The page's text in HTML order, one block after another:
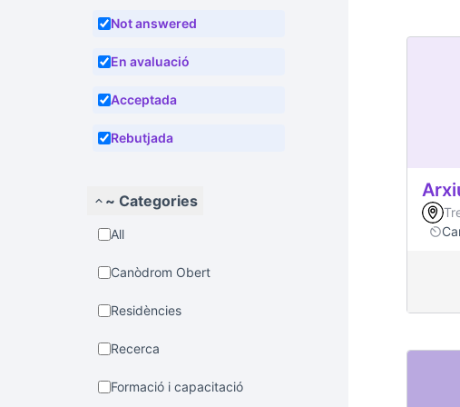
Not answered
En avaluació
Acceptada
Rebutjada
~ Categories
All
Canòdrom Obert
Residències
Recerca
Formació i capacitació